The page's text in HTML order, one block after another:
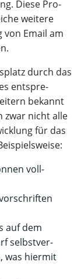
Die­se Pro­
wei­te­re
Email am
durch das
ent­spre­
bekannt
zwar nicht alle
für das
voll­
auf dem
selbst­ver­
was hier­mit